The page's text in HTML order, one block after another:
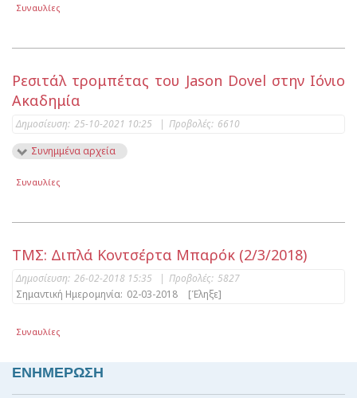
Συναυλίες
Ρεσιτάλ τρομπέτας του Jason Dovel στην Ιόνιο
Ακαδημία
Δημοσίευση: 25-10-2021 10:25 | Προβολές: 6610
Συνημμένα αρχεία
Συναυλίες
ΤΜΣ: Διπλά Κοντσέρτα Μπαρόκ (2/3/2018)
Δημοσίευση: 26-02-2018 15:35 | Προβολές: 5827
Σημαντική Ημερομηνία: 02-03-2018 [Έληξε]
Συναυλίες
ΕΝΗΜΕΡΩΣΗ